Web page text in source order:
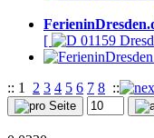
[
01159
:: 1 2 3 4 5 6 7 8 ::